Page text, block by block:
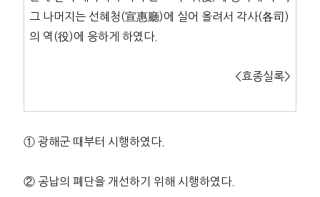
그 나머지는 선혜청(宣惠廳)에 실어 올려서 각사(各司)
의 역(役)에 응하게 하였다.
<효종실록>
① 광해군 때부터 시행하였다.
② 공납의 폐단을 개선하기 위해 시행하였다.